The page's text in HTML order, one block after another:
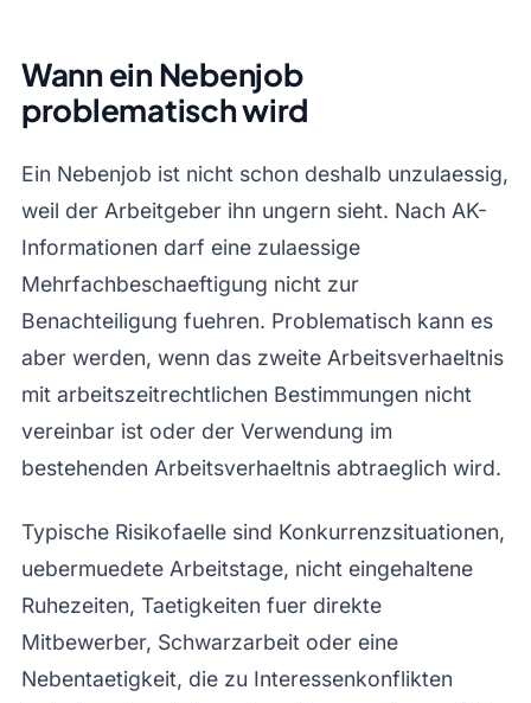
Wann ein Nebenjob
problematisch wird
Ein Nebenjob ist nicht schon deshalb unzulaessig,
weil der Arbeitgeber ihn ungern sieht. Nach AK-
Informationen darf eine zulaessige
Mehrfachbeschaeftigung nicht zur
Benachteiligung fuehren. Problematisch kann es
aber werden, wenn das zweite Arbeitsverhaeltnis
mit arbeitszeitrechtlichen Bestimmungen nicht
vereinbar ist oder der Verwendung im
bestehenden Arbeitsverhaeltnis abtraeglich wird.
Typische Risikofaelle sind Konkurrenzsituationen,
uebermuedete Arbeitstage, nicht eingehaltene
Ruhezeiten, Taetigkeiten fuer direkte
Mitbewerber, Schwarzarbeit oder eine
Nebentaetigkeit, die zu Interessenkonflikten